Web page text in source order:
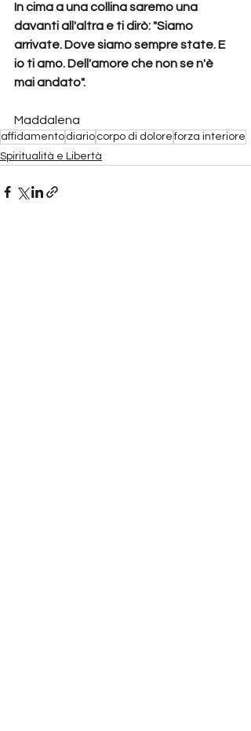
In cima a una collina saremo una
davanti all'altra e ti dirò: "Siamo
arrivate. Dove siamo sempre state. E
io ti amo. Dell'amore che non se n'è
mai andato".
Maddalena
affidamento diario corpo di dolore forza interiore
Spiritualità e Libertà